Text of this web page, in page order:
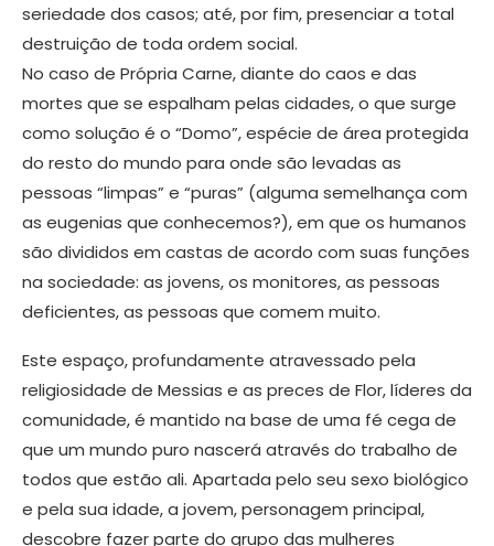
seriedade dos casos; até, por fim, presenciar a total
destruição de toda ordem social.
No caso de Própria Carne, diante do caos e das
mortes que se espalham pelas cidades, o que surge
como solução é o “Domo”, espécie de área protegida
do resto do mundo para onde são levadas as
pessoas “limpas” e “puras” (alguma semelhança com
as eugenias que conhecemos?), em que os humanos
são divididos em castas de acordo com suas funções
na sociedade: as jovens, os monitores, as pessoas
deficientes, as pessoas que comem muito.
Este espaço, profundamente atravessado pela
religiosidade de Messias e as preces de Flor, líderes da
comunidade, é mantido na base de uma fé cega de
que um mundo puro nascerá através do trabalho de
todos que estão ali. Apartada pelo seu sexo biológico
e pela sua idade, a jovem, personagem principal,
descobre fazer parte do grupo das mulheres